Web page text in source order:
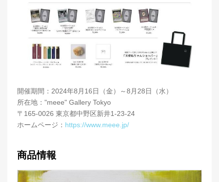
開催期間：2024年8月16日（金）～8月28日（水）
所在地："meee" Gallery Tokyo
〒165-0026 東京都中野区新井1-23-24
ホームページ： https://www.meee.jp/
商品情報